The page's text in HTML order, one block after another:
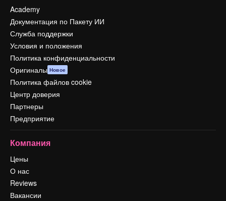
Academy
Документация по Пакету ИИ
Служба поддержки
Условия и положения
Политика конфиденциальности
Оригиналы Новое
Политика файлов cookie
Центр доверия
Партнеры
Предприятие
Компания
Цены
О нас
Reviews
Вакансии